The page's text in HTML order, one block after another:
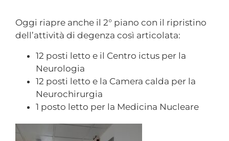
Oggi riapre anche il 2° piano con il ripristino
dell’attività di degenza così articolata:
12 posti letto e il Centro ictus per la
Neurologia
12 posti letto e la Camera calda per la
Neurochirurgia
1 posto letto per la Medicina Nucleare